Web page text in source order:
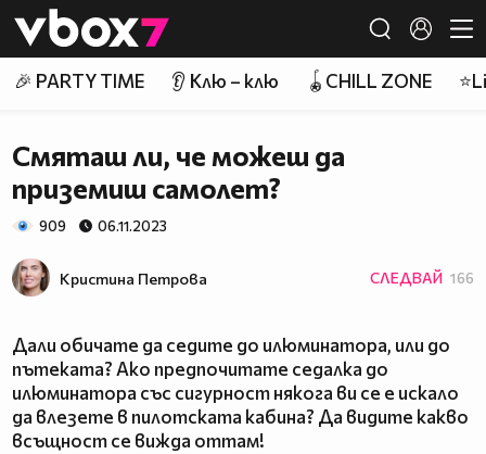
👾
🎉 PARTY TIME 👂 Клю – клю 🪀CHILL ZONE
Смяташ ли, че можеш да
приземиш самолет?
909 06.11.2023
Кристина Петрова СЛЕДВАЙ 166
Дали обичате да седите до илюминатора, или до
пътеката? Ако предпочитате седалка до
илюминатора със сигурност някога ви се е искало
да влезете в пилотската кабина? Да видите какво
всъщност се вижда оттам!